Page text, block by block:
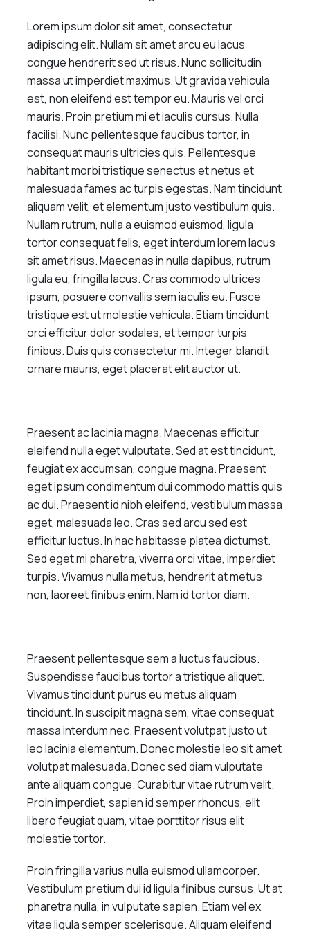
Lorem ipsum dolor sit amet, consectetur
adipiscing elit. Nullam sit amet arcu eu lacus
congue hendrerit sed ut risus. Nunc sollicitudin
massa ut imperdiet maximus. Ut gravida vehicula
est, non eleifend est tempor eu. Mauris vel orci
mauris. Proin pretium mi et iaculis cursus. Nulla
facilisi. Nunc pellentesque faucibus tortor, in
consequat mauris ultricies quis. Pellentesque
habitant morbi tristique senectus et netus et
malesuada fames ac turpis egestas. Nam tincidunt
aliquam velit, et elementum justo vestibulum quis.
Nullam rutrum, nulla a euismod euismod, ligula
tortor consequat felis, eget interdum lorem lacus
sit amet risus. Maecenas in nulla dapibus, rutrum
ligula eu, fringilla lacus. Cras commodo ultrices
ipsum, posuere convallis sem iaculis eu. Fusce
tristique est ut molestie vehicula. Etiam tincidunt
orci efficitur dolor sodales, et tempor turpis
finibus. Duis quis consectetur mi. Integer blandit
ornare mauris, eget placerat elit auctor ut.
Praesent ac lacinia magna. Maecenas efficitur
eleifend nulla eget vulputate. Sed at est tincidunt,
feugiat ex accumsan, congue magna. Praesent
eget ipsum condimentum dui commodo mattis quis
ac dui. Praesent id nibh eleifend, vestibulum massa
eget, malesuada leo. Cras sed arcu sed est
efficitur luctus. In hac habitasse platea dictumst.
Sed eget mi pharetra, viverra orci vitae, imperdiet
turpis. Vivamus nulla metus, hendrerit at metus
non, laoreet finibus enim. Nam id tortor diam.
Praesent pellentesque sem a luctus faucibus.
Suspendisse faucibus tortor a tristique aliquet.
Vivamus tincidunt purus eu metus aliquam
tincidunt. In suscipit magna sem, vitae consequat
massa interdum nec. Praesent volutpat justo ut
leo lacinia elementum. Donec molestie leo sit amet
volutpat malesuada. Donec sed diam vulputate
ante aliquam congue. Curabitur vitae rutrum velit.
Proin imperdiet, sapien id semper rhoncus, elit
libero feugiat quam, vitae porttitor risus elit
molestie tortor.
Proin fringilla varius nulla euismod ullamcorper.
Vestibulum pretium dui id ligula finibus cursus. Ut at
pharetra nulla, in vulputate sapien. Etiam vel ex
vitae ligula semper scelerisque. Aliquam eleifend